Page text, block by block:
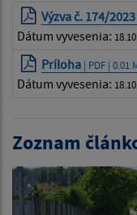
Výzva č. 174/2023
Dátum vyvesenia:
Príloha | PDF | 0.01
Dátum vyvesenia:
Zoznam